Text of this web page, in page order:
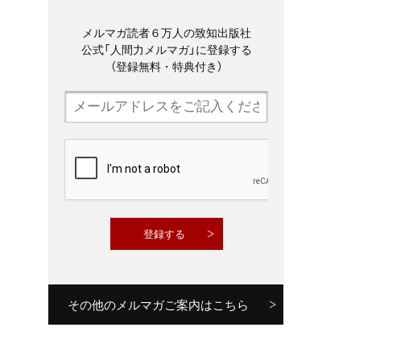
メルマガ読者６万人の致知出版社
公式「人間力メルマガ」に登録する
（登録無料・特典付き）
その他のメルマガご案内はこちら